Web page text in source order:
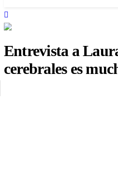
Entrevista a
cerebrales es